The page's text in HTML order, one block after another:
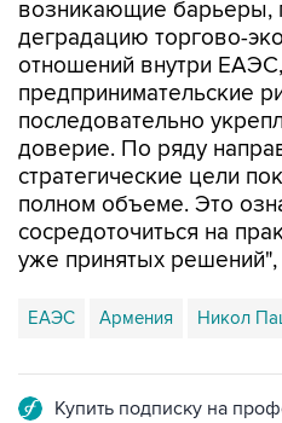
возникающие барьеры,
деградацию торгово-
отношений внутри
предпринимательские
последовательно
доверие. По ряду
стратегические цели
полном объеме. Это
сосредоточиться на
уже принятых
ЕАЭС Армения Никол
Купить подписку на